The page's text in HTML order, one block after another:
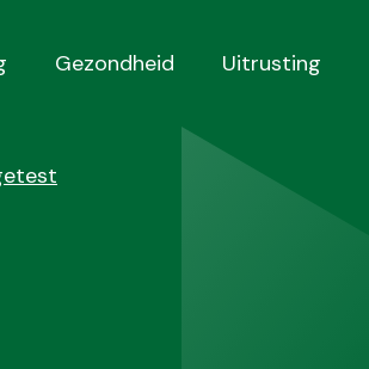
Gezondheid Uitrusting